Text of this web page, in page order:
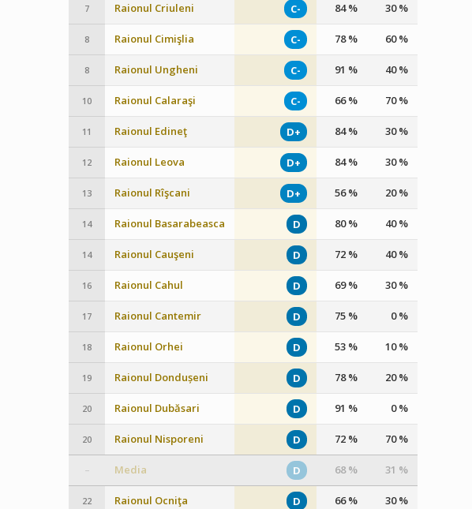
7 Raionul Criuleni C- 84 % 30 %
8 Raionul Cimişlia C- 78 % 60 %
8 Raionul Ungheni C- 91 % 40 %
10 Raionul Calaraşi C- 66 % 70 %
11 Raionul Edineţ D+ 84 % 30 %
12 Raionul Leova D+ 84 % 30 %
13 Raionul Rîşcani D+ 56 % 20 %
14 Raionul Basarabeasca D 80 % 40 %
14 Raionul Cauşeni D 72 % 40 %
16 Raionul Cahul D 69 % 30 %
17 Raionul Cantemir D 75 % 0 %
18 Raionul Orhei D 53 % 10 %
19 Raionul Dondușeni D 78 % 20 %
20 Raionul Dubăsari D 91 % 0 %
20 Raionul Nisporeni D 72 % 70 %
– Media D 68 % 31 %
22 Raionul Ocniţa D 66 % 30 %